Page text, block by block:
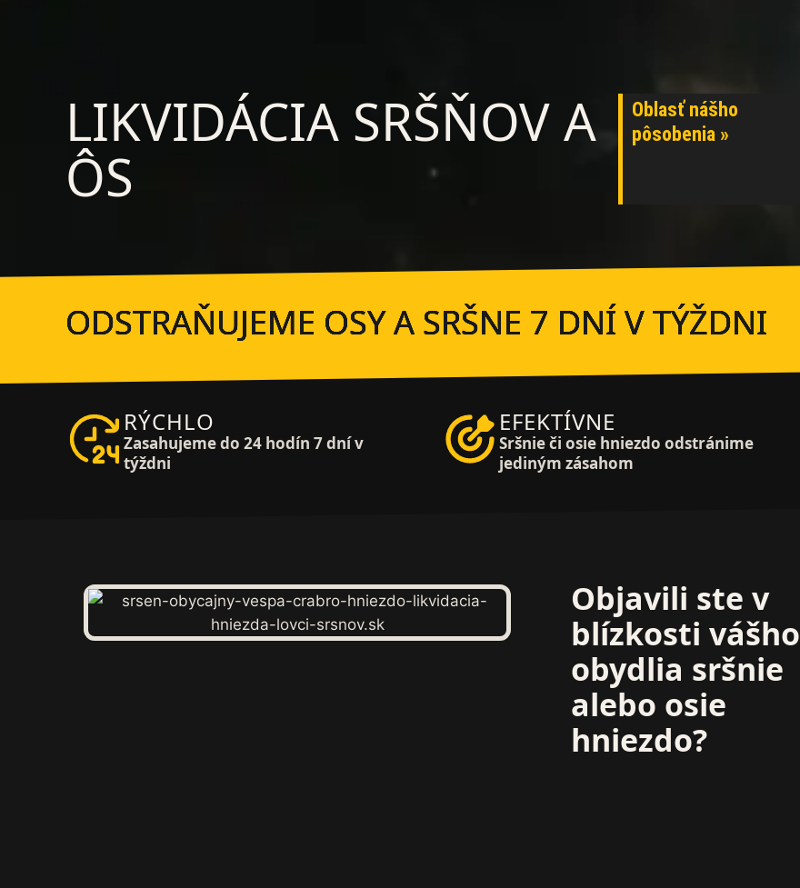
LIKVIDÁCIA SRŠŇOV A
ÔS
Oblasť nášho
pôsobenia »
ODSTRAŇUJEME OSY A SRŠNE 7 DNÍ V TÝŽDNI
RÝCHLO
Zasahujeme do 24 hodín 7 dní v
týždni
EFEKTÍVNE
Sršnie či osie hniezdo odstránime
jediným zásahom
Objavili ste v
blízkosti vášho
obydlia sršnie
alebo osie
hniezdo?